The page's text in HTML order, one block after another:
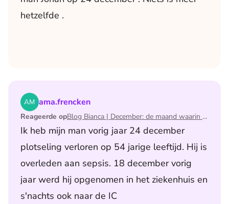
hetzelfde .
ama.frencken
Reageerde op Blog Bianca | December: de maand waarin ik mijn man verloor
Ik heb mijn man vorig jaar 24 december
plotseling verloren op 54 jarige leeftijd. Hij is
overleden aan sepsis. 18 december vorig
jaar werd hij opgenomen in het ziekenhuis en
s'nachts ook naar de IC
Lees het artikel Blog Bianca | December: de maand